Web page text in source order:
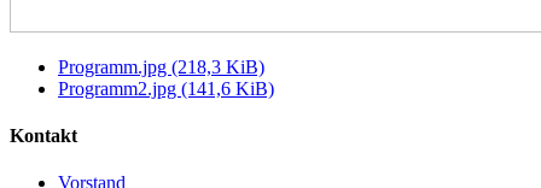
Programm.jpg (218,3 KiB)
Programm2.jpg (141,6 KiB)
Kontakt
Vorstand